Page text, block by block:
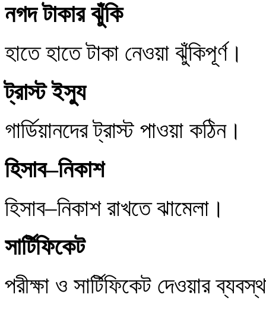
নগদ টাকার ঝুঁকি
হাতে হাতে টাকা নেওয়া ঝুঁকিপূর্ণ।
ট্রাস্ট ইস্যু
গার্ডিয়ানদের ট্রাস্ট পাওয়া কঠিন।
হিসাব–নিকাশ
হিসাব–নিকাশ রাখতে ঝামেলা।
সার্টিফিকেট
পরীক্ষা ও সার্টিফিকেট দেওয়ার